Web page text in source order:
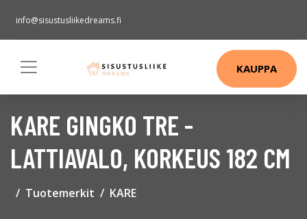
info@sisustusliikedreams.fi
KAUPPA
KARE GINGKO TRE -
LATTIAVALO, KORKEUS 182 CM
Tuotemerkit KARE